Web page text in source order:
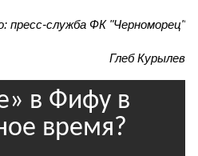
пресс-служба ФК "Черноморец"
Глеб Курылев